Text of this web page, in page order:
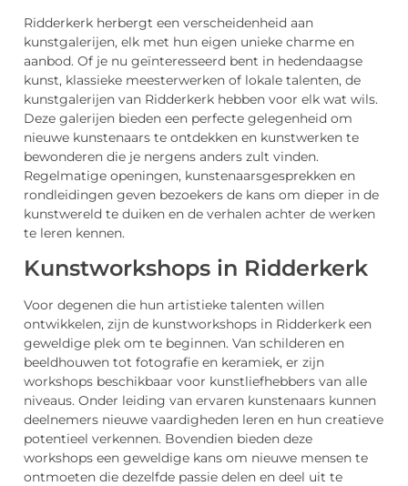
Ridderkerk herbergt een verscheidenheid aan
kunstgalerijen, elk met hun eigen unieke charme en
aanbod. Of je nu geïnteresseerd bent in hedendaagse
kunst, klassieke meesterwerken of lokale talenten, de
kunstgalerijen van Ridderkerk hebben voor elk wat wils.
Deze galerijen bieden een perfecte gelegenheid om
nieuwe kunstenaars te ontdekken en kunstwerken te
bewonderen die je nergens anders zult vinden.
Regelmatige openingen, kunstenaarsgesprekken en
rondleidingen geven bezoekers de kans om dieper in de
kunstwereld te duiken en de verhalen achter de werken
te leren kennen.
Kunstworkshops in Ridderkerk
Voor degenen die hun artistieke talenten willen
ontwikkelen, zijn de kunstworkshops in Ridderkerk een
geweldige plek om te beginnen. Van schilderen en
beeldhouwen tot fotografie en keramiek, er zijn
workshops beschikbaar voor kunstliefhebbers van alle
niveaus. Onder leiding van ervaren kunstenaars kunnen
deelnemers nieuwe vaardigheden leren en hun creatieve
potentieel verkennen. Bovendien bieden deze
workshops een geweldige kans om nieuwe mensen te
ontmoeten die dezelfde passie delen en deel uit te